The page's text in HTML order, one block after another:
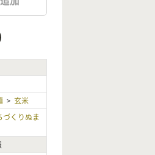
> 玄米
くりぬま